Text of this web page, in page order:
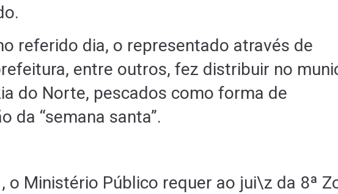
referido dia, o representado através de
entre outros, fez distribuir no
do Norte, pescados como forma de
da “semana santa”.
o Ministério Público requer ao jui\z da 8ª